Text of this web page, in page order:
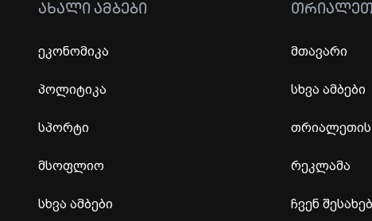
ᲐᲮᲐᲚᲘ ᲐᲛᲑᲔᲑᲘ
ეკონომიკა
პოლიტიკა
სპორტი
მსოფლიო
სხვა ამბები
მთავარი
სხვა ამბები
თრიალეთის
რეკლამა
ჩვენ შესახებ